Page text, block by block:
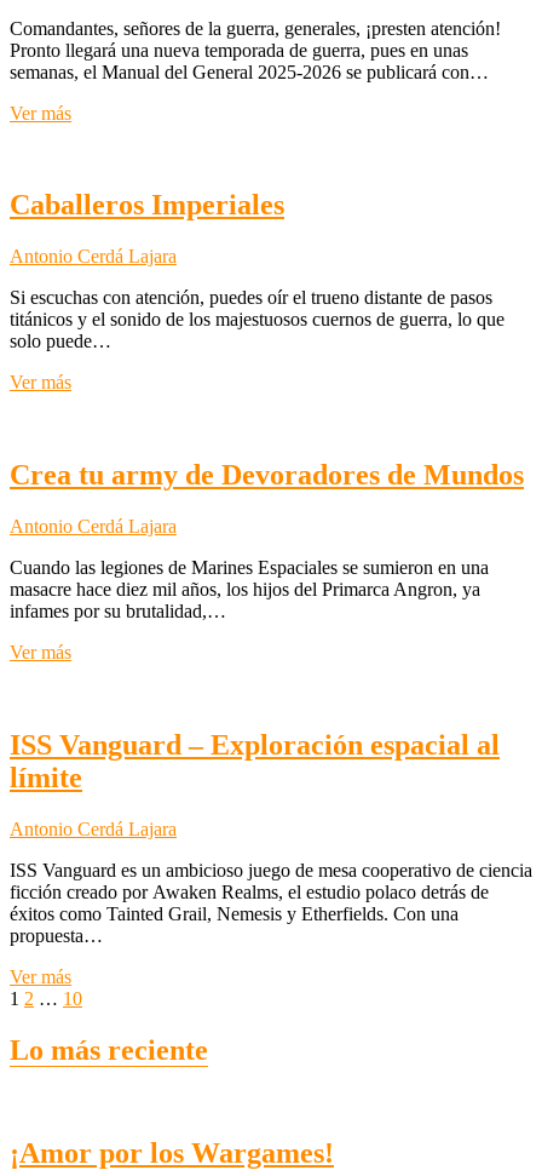
Comandantes, señores de la guerra, generales, ¡presten atención!
Pronto llegará una nueva temporada de guerra, pues en unas
semanas, el Manual del General 2025-2026 se publicará con…
Ver másGenerals
Caballeros Imperiales
Antonio Cerdá Lajara
Si escuchas con atención, puedes oír el trueno distante de pasos
titánicos y el sonido de los majestuosos cuernos de guerra, lo que
solo puede…
Ver másCaballeros
Crea tu army de Devoradores de Mundos
Antonio Cerdá Lajara
Cuando las legiones de Marines Espaciales se sumieron en una
masacre hace diez mil años, los hijos del Primarca Angron, ya
infames por su brutalidad,…
Ver másCrea
Devoradores
de
Mundos
ISS Vanguard – Exploración espacial al
límite
Antonio Cerdá Lajara
ISS Vanguard es un ambicioso juego de mesa cooperativo de ciencia
ficción creado por Awaken Realms, el estudio polaco detrás de
éxitos como Tainted Grail, Nemesis y Etherfields. Con una
propuesta…
Ver másISS
Vanguard
Exploración
espacial
Paginación
de
entradas
Página
1 Página
2 … Página
10Página
Lo más reciente
¡Amor por los Wargames!